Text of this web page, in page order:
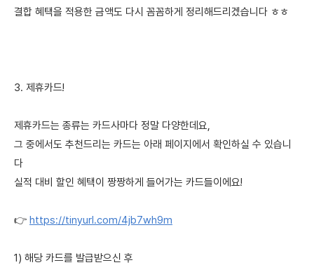
결합 혜택을 적용한 금액도 다시 꼼꼼하게 정리해드리겠습니다 ㅎㅎ
3. 제휴카드!
제휴카드는 종류는 카드사마다 정말 다양한데요,
그 중에서도 추천드리는 카드는 아래 페이지에서 확인하실 수 있습니
다
실적 대비 할인 혜택이 짱짱하게 들어가는 카드들이에요!
👉 https://tinyurl.com/4jb7wh9m
1) 해당 카드를 발급받으신 후